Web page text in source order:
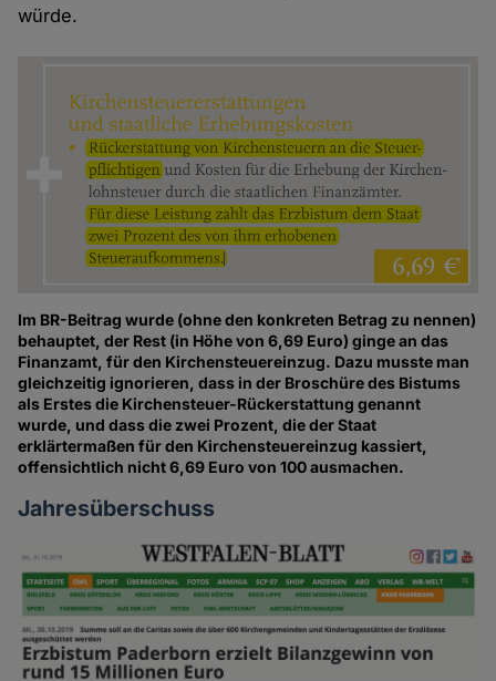
würde.
Im BR-Beitrag wurde (ohne den konkreten Betrag zu nennen)
behauptet, der Rest (in Höhe von 6,69 Euro) ginge an das
Finanzamt, für den Kirchensteuereinzug. Dazu musste man
gleichzeitig ignorieren, dass in der Broschüre des Bistums
als Erstes die Kirchensteuer-Rückerstattung genannt
wurde, und dass die zwei Prozent, die der Staat
erklärtermaßen für den Kirchensteuereinzug kassiert,
offensichtlich nicht 6,69 Euro von 100 ausmachen.
Jahresüberschuss